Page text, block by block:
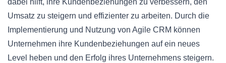
dabei hilft, ihre Kundenbeziehungen zu verbessern, den
Umsatz zu steigern und effizienter zu arbeiten. Durch die
Implementierung und Nutzung von Agile CRM können
Unternehmen ihre Kundenbeziehungen auf ein neues
Level heben und den Erfolg ihres Unternehmens steigern.